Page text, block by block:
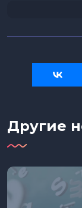
Другие